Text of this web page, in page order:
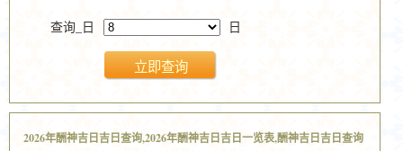
查询_日 日
2026年酬神吉日吉日查询,2026年酬神吉日吉日一览表,酬神吉日吉日查询